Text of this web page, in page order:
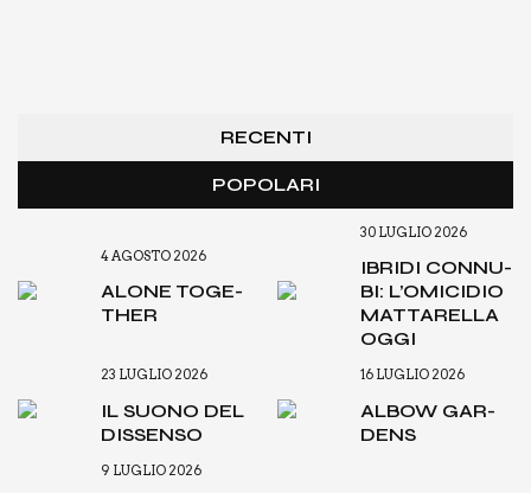
RECENTI
POPOLARI
4 AGOSTO 2026
ALO­NE TOGE­
THER
30 LUGLIO 2026
IBRI­DI CON­NU­
BI: L’O­MI­CI­DIO
MAT­TA­REL­LA
OGGI
23 LUGLIO 2026
IL SUO­NO DEL
DIS­SEN­SO
16 LUGLIO 2026
ALBOW GAR­
DENS
9 LUGLIO 2026